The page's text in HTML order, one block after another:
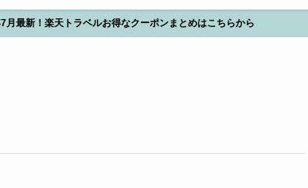
月最新！楽天トラベルお得なクーポンまとめはこちらから